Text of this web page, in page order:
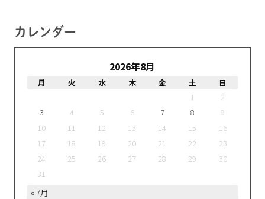
カレンダー
2026年8月
月 火 水 木 金 土
日
1
2
3
4 5 6 7 8
9
10
11 12 13 14 15
16
17
18 19 20 21 22
23
24
25 26 27 28 29
30
31
« 7月